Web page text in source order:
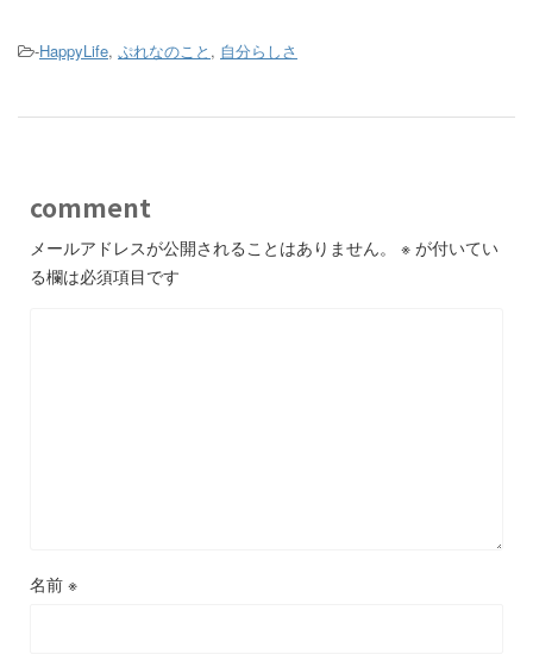
-HappyLife, ぷれなのこと , 自分らしさ
comment
メールアドレスが公開されることはありません。 ※ が付いてい
る欄は必須項目です
名前 ※